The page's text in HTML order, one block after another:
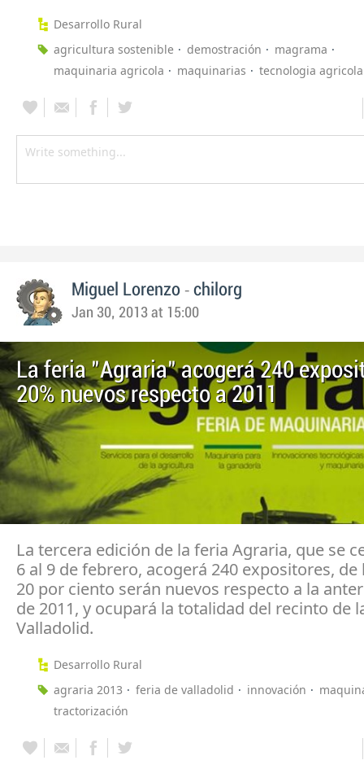
Desarrollo Rural
agricultura sostenible
demostración
magrama
maquinaria agricola
maquinarias tecnologia agricola
Miguel Lorenzo - chilorg
Jan 30, 2013 at 15:00
La feria "Agraria" acogerá 240
20% nuevos respecto a 2011
La tercera edición de la feria Agraria, que se
6 al 9 de febrero, acogerá 240 expositores, de
20 por ciento serán nuevos respecto a la
de 2011, y ocupará la totalidad del recinto de
Valladolid.
Desarrollo Rural
agraria 2013
feria de valladolid innovación
tractorización